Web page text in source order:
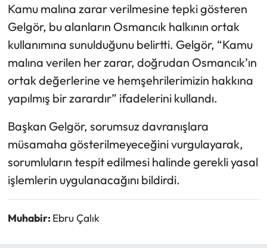
Kamu malına zarar verilmesine tepki gösteren
Gelgör, bu alanların Osmancık halkının ortak
kullanımına sunulduğunu belirtti. Gelgör, “Kamu
malına verilen her zarar, doğrudan Osmancık’ın
ortak değerlerine ve hemşehrilerimizin hakkına
yapılmış bir zarardır” ifadelerini kullandı.
Başkan Gelgör, sorumsuz davranışlara
müsamaha gösterilmeyeceğini vurgulayarak,
sorumluların tespit edilmesi halinde gerekli yasal
işlemlerin uygulanacağını bildirdi.
Muhabir: Ebru Çalık
Sungurlu Haberleri
Turizm
Uğurludağ Haberleri
Yaşam
Yayla Haber
Yemek Tarifleri
Yerel Haberler